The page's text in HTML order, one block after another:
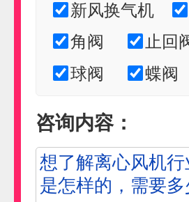
新风换气机
角阀
止回
球阀
蝶阀
咨询内容：